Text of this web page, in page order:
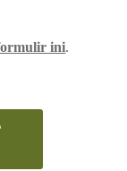
ini.